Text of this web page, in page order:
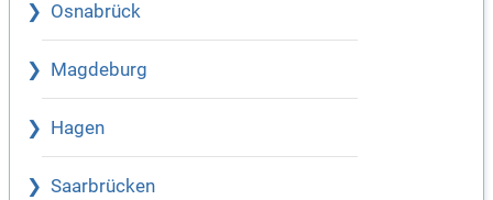
Osnabrück
Magdeburg
Hagen
Saarbrücken